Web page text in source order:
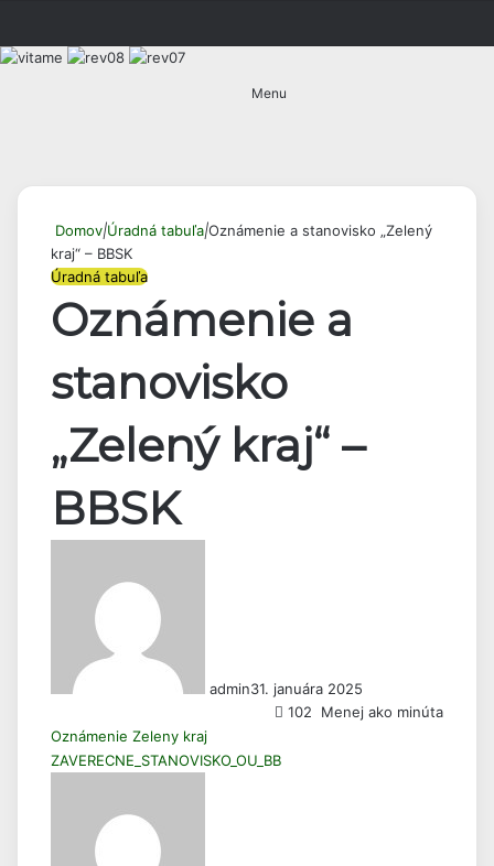
Menu
Domov|Úradná tabuľa|Oznámenie a stanovisko „Zelený
kraj“ – BBSK
Úradná tabuľa
Oznámenie a
stanovisko
„Zelený kraj“ –
BBSK
admin31. januára 2025
102
Menej ako minúta
Oznámenie Zeleny kraj
ZAVERECNE_STANOVISKO_OU_BB